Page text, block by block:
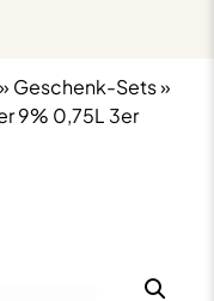
» Geschenk-Sets»
9% 0,75L 3er